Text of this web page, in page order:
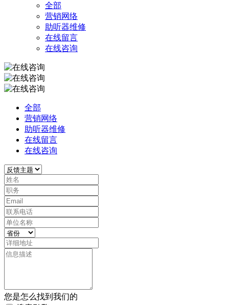
全部
营销网络
助听器维修
在线留言
在线咨询
全部
营销网络
助听器维修
在线留言
在线咨询
您是怎么找到我们的